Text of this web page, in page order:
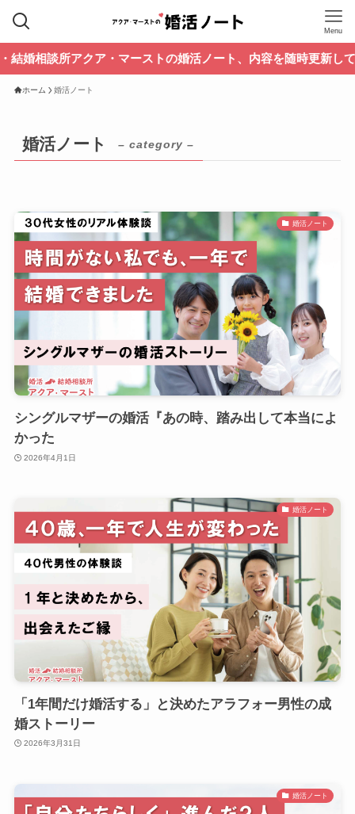
Menu
クア・マーストの婚活ノート、内容を随時更新しています。
ホーム 婚活ノート
婚活ノート – category –
婚活ノート
シングルマザーの婚活『あの時、踏み出して本当によ
かった
2026年4月1日
婚活ノート
「1年間だけ婚活する」と決めたアラフォー男性の成
婚ストーリー
2026年3月31日
婚活ノート